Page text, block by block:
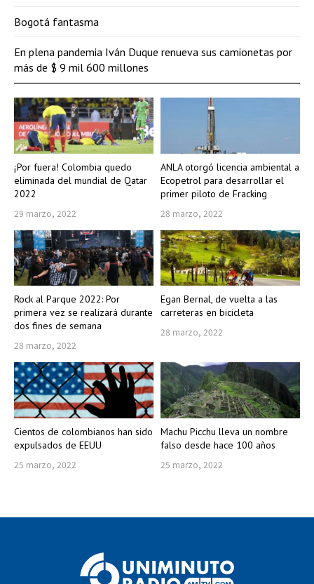
¡Por fuera! Colombia quedo
eliminada del mundial de Qatar
2022
29 marzo, 2022
ANLA otorgó licencia ambiental a
Ecopetrol para desarrollar el
primer piloto de Fracking
28 marzo, 2022
Rock al Parque 2022: Por
primera vez se realizará durante
dos fines de semana
28 marzo, 2022
Egan Bernal, de vuelta a las
carreteras en bicicleta
28 marzo, 2022
Cientos de colombianos han sido
expulsados de EEUU
25 marzo, 2022
Machu Picchu lleva un nombre
falso desde hace 100 años
25 marzo, 2022
Bogotá fantasma
En plena pandemia Iván Duque renueva sus camionetas por
más de $ 9 mil 600 millones